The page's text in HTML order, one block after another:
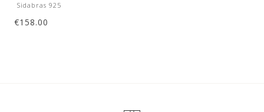
Sidabras 925
€158.00